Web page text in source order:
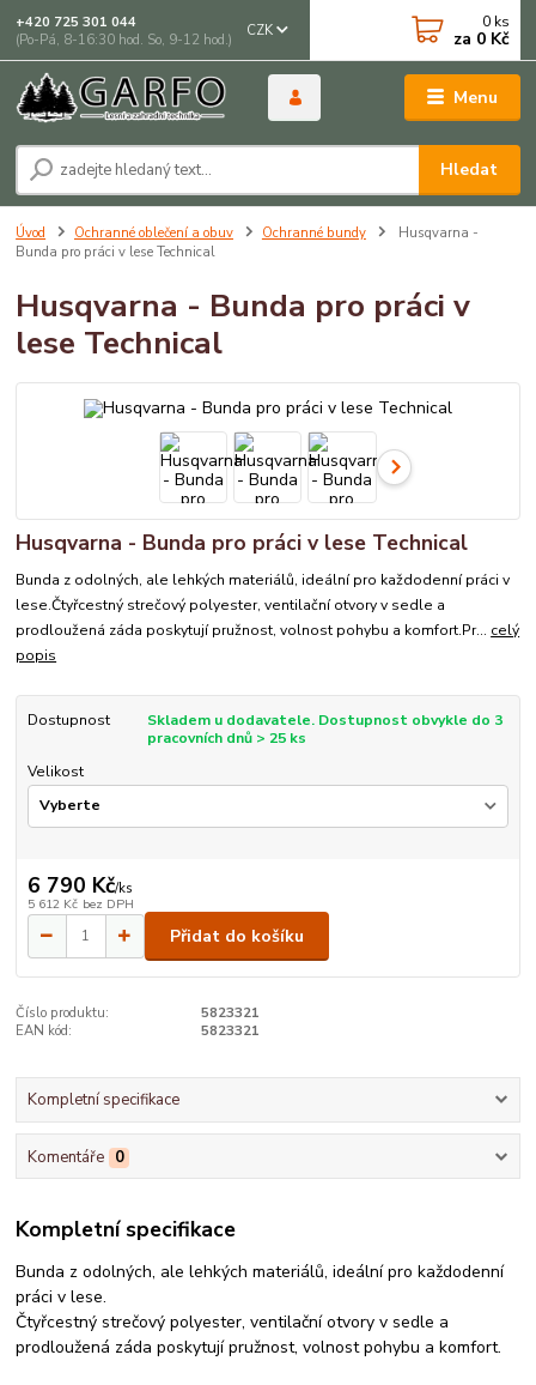
Menu
CZK
Hledat
+420 725 301 044
(Po-Pá, 8-16:30 hod. So, 9-12 hod.)
0 ks
za 0 Kč
Úvod Ochranné oblečení a obuv Ochranné bundy
Husqvarna -
Bunda pro práci v lese Technical
Husqvarna - Bunda pro práci v
lese Technical
Husqvarna - Bunda pro práci v lese Technical
Bunda z odolných, ale lehkých materiálů, ideální pro každodenní práci v
lese.Čtyřcestný strečový polyester, ventilační otvory v sedle a
prodloužená záda poskytují pružnost, volnost pohybu a komfort.Pr... celý
popis
Dostupnost
Skladem u dodavatele. Dostupnost obvykle do 3
pracovních dnů > 25 ks
Velikost
6 790 Kč/ks
5 612 Kč bez DPH
Přidat do košíku
Číslo produktu:
5823321
EAN kód:
5823321
Kompletní specifikace
Komentáře 0
Kompletní specifikace
Bunda z odolných, ale lehkých materiálů, ideální pro každodenní
práci v lese.
Čtyřcestný strečový polyester, ventilační otvory v sedle a
prodloužená záda poskytují pružnost, volnost pohybu a komfort.